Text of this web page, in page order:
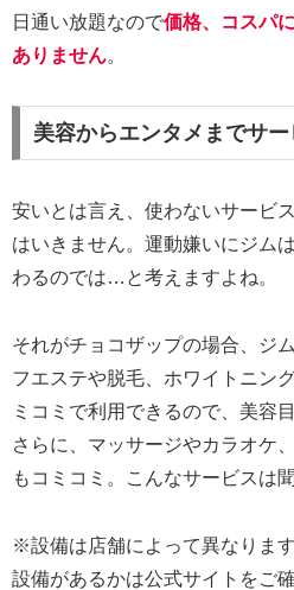
日通い放題なので価格、コスパ
ありません。
美容からエンタメまでサー
安いとは言え、使わないサービ
はいきません。運動嫌いにジム
わるのでは…と考えますよね。
それがチョコザップの場合、ジ
フエステや脱毛、ホワイトニン
ミコミで利用できるので、美容
さらに、マッサージやカラオケ
もコミコミ。こんなサービスは
※設備は店舗によって異なりま
設備があるかは公式サイトをご